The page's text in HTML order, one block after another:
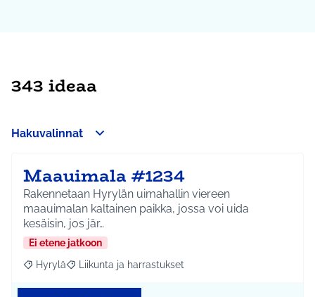
343 ideaa
Hakuvalinnat
Maauimala #1234
Rakennetaan Hyrylän uimahallin viereen
maauimalan kaltainen paikka, jossa voi uida
kesäisin, jos jär…
Ei etene jatkoon
Rajaa tulokset aihepiirin mukaan: Hyrylä
Hyrylä Rajaa tulokset teeman mukaan: Liikunta ja
Liikunta ja harrastukset